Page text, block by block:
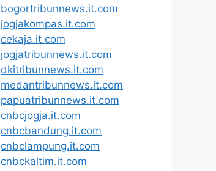
bogortribunnews.it.com
jogjakompas.it.com
cekaja.it.com
jogjatribunnews.it.com
dkitribunnews.it.com
medantribunnews.it.com
papuatribunnews.it.com
cnbcjogja.it.com
cnbcbandung.it.com
cnbclampung.it.com
cnbckaltim.it.com